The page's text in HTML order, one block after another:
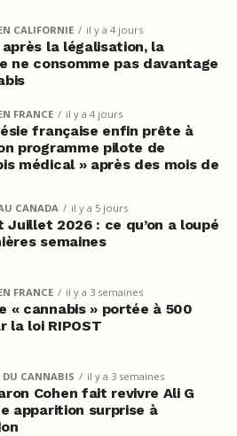
CALIFORNIE il y a 4 jours
la légalisation, la
ne consomme pas davantage
FRANCE il y a 4 jours
française enfin prête à
programme pilote de
médical » après des mois de
CANADA il y a 5 jours
Juillet 2026 : ce qu’on a loupé
semaines
FRANCE il y a 3 semaines
« cannabis » portée à 500
la loi RIPOST
DU CANNABIS il y a 3 semaines
Cohen fait revivre Ali G
apparition surprise à